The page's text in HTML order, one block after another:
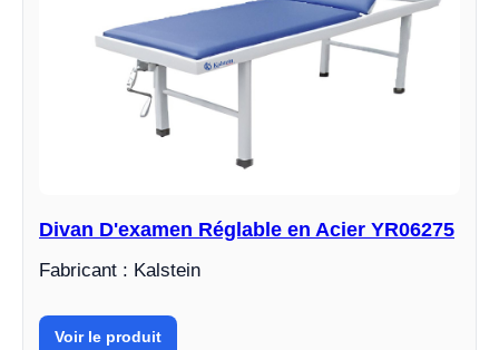
Divan D'examen Réglable en Acier YR06275
Fabricant : Kalstein
Voir le produit